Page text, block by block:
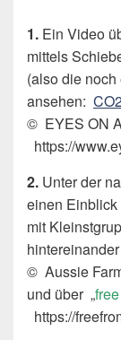
1. Ein Video
mittels
(also die
ansehen:
© EYES ON
https://
2. Unter der
einen Einblick
mit
© Aussie
und über „
https://